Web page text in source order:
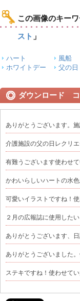
この画像のキー
スト 」
ハート 風船
ホワイトデー
父の日
ダウンロード コ
ありがとうございます。
介護施設の父の日レクリ
有難うございます使わせて
かわいらしいハートの水
可愛いイラストですね！
２月の広報誌に使用したい
ありがとうございます、
ありがとうございました
ステキですね！使わせてい